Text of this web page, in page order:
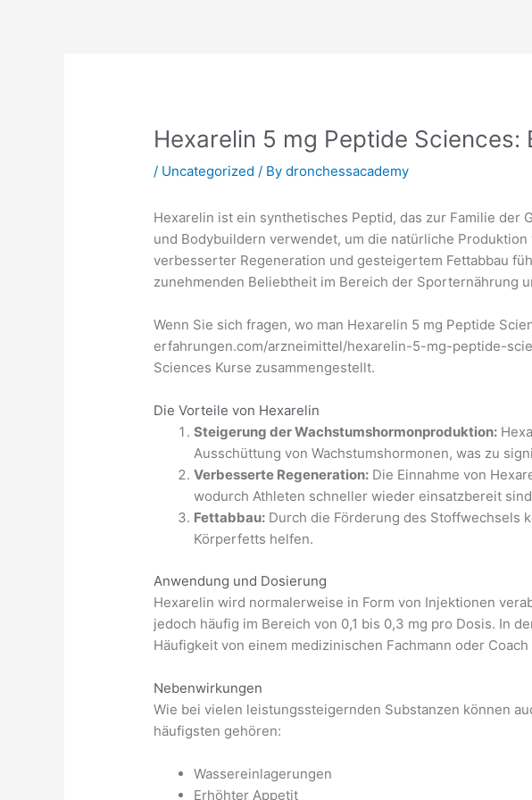
Hexarelin 5 mg Peptide
/ Uncategorized / Bydronchessacademy
Hexarelin ist ein synthetisches Peptid, das zur Familie der
und Bodybuildern verwendet, um die natürliche
verbesserter Regeneration und gesteigertem Fettabbau
zunehmenden Beliebtheit im Bereich der Sporternährung
Wenn Sie sich fragen, wo man Hexarelin 5 mg Peptide
erfahrungen.com/arzneimittel/hexarelin-5-mg-peptide-
Sciences Kurse zusammengestellt.
Die Vorteile von Hexarelin
Steigerung der Wachstumshormonproduktion:
Ausschüttung von Wachstumshormonen, was zu
Verbesserte Regeneration: Die Einnahme von
wodurch Athleten schneller wieder einsatzbereit
Fettabbau: Durch die Förderung des Stoffwechsels
Körperfetts helfen.
Anwendung und Dosierung
Hexarelin wird normalerweise in Form von Injektionen
jedoch häufig im Bereich von 0,1 bis 0,3 mg pro Dosis. In
Häufigkeit von einem medizinischen Fachmann oder
Nebenwirkungen
Wie bei vielen leistungssteigernden Substanzen können
häufigsten gehören:
Wassereinlagerungen
Erhöhter Appetit